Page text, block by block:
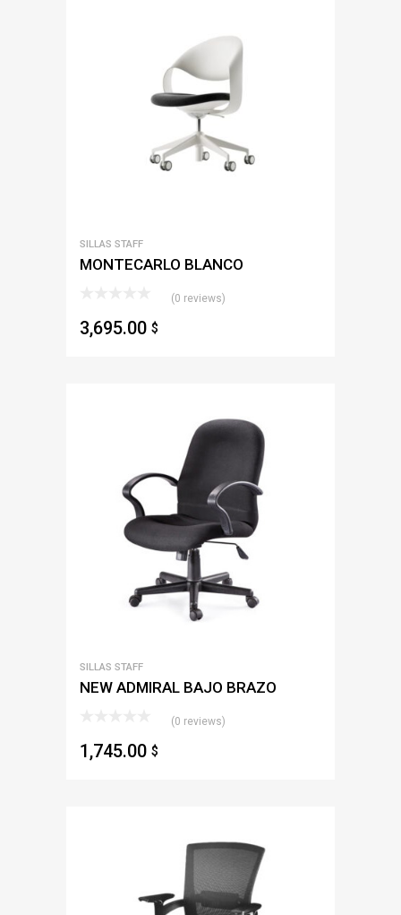
SILLAS STAFF
MONTECARLO BLANCO
(0 reviews)
3,695.00 $
SILLAS STAFF
NEW ADMIRAL BAJO BRAZO
(0 reviews)
1,745.00 $